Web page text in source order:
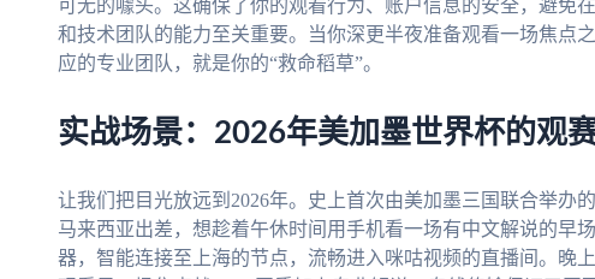
可无的噱头。这确保了你的观看行为、账户信息的安全，避免
和技术团队的能力至关重要。当你深更半夜准备观看一场焦点
应的专业团队，就是你的“救命稻草”。
实战场景：2026年美加墨世界杯的观
让我们把目光放远到2026年。史上首次由美加墨三国联合举办
马来西亚出差，想趁着午休时间用手机看一场有中文解说的早
器，智能连接至上海的节点，流畅进入咪咕视频的直播间。晚